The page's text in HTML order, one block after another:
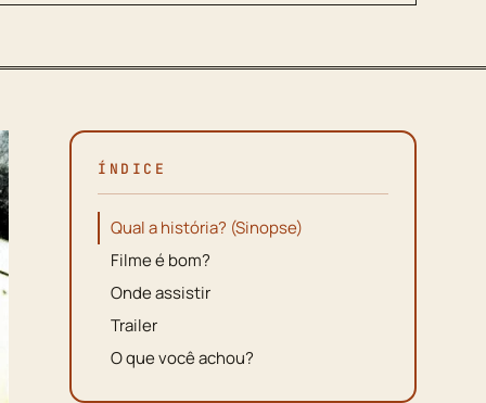
ÍNDICE
Qual a história? (Sinopse)
Filme é bom?
Onde assistir
Trailer
O que você achou?